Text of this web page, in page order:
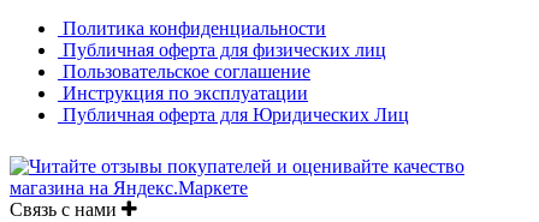
Политика конфиденциальности
Публичная оферта для физических лиц
Пользовательское соглашение
Инструкция по эксплуатации
Публичная оферта для Юридических Лиц
Связь с нами